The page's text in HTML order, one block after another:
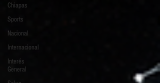
Chiapas
Sports
Nacional
Internacional
Interés
General